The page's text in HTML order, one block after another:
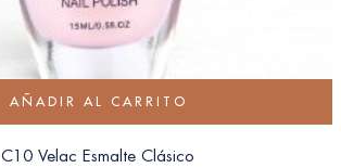
AÑADIR AL CARRITO
C10 Velac Esmalte Clásico